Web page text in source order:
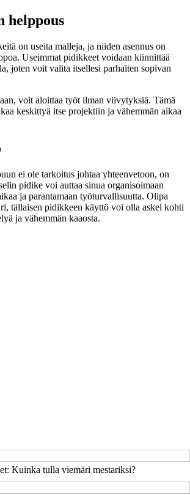
helppous
on useita malleja, ja niiden asennus on
Useimmat pidikkeet voidaan kiinnittää
joten voit valita itsellesi parhaiten sopivan
voit aloittaa työt ilman viivytyksiä. Tämä
keskittyä itse projektiin ja vähemmän aikaa
ei ole tarkoitus johtaa yhteenvetoon, on
pidike voi auttaa sinua organisoimaan
ja parantamaan työturvallisuutta. Olipa
tällaisen pidikkeen käyttö voi olla askel kohti
ja vähemmän kaaosta.
Kuinka tulla viemäri mestariksi?